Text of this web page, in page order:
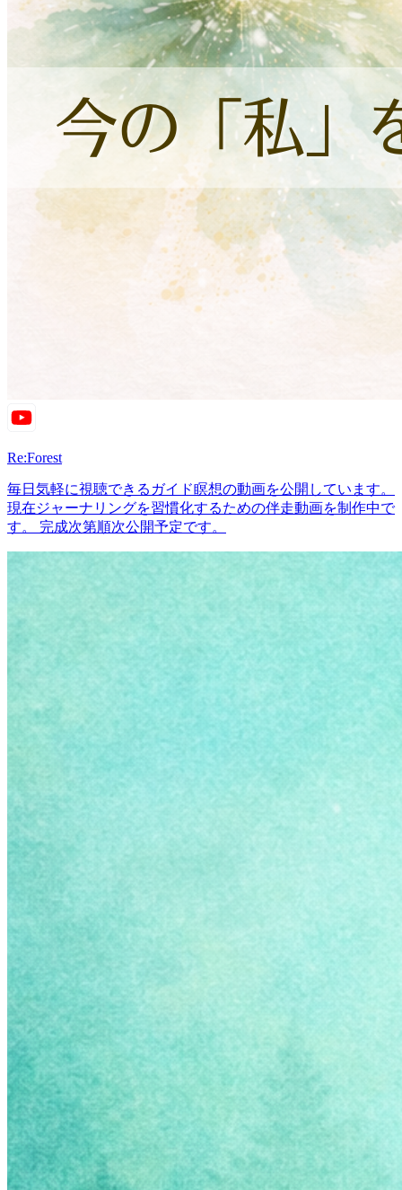
Re:Forest
毎日気軽に視聴できるガイド瞑想の動画を公開しています。
現在ジャーナリングを習慣化するための伴走動画を制作中で
す。 完成次第順次公開予定です。